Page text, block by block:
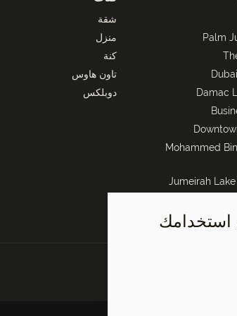
Palm
Damac
Mohammed
Jumeirah
شقة
منزل
كنة
تاون هاوس
دوبلكس
استخدامك